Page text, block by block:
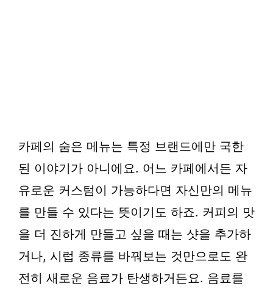
카페의 숨은 메뉴는 특정 브랜드에만 국한
된 이야기가 아니에요. 어느 카페에서든 자
유로운 커스텀이 가능하다면 자신만의 메뉴
를 만들 수 있다는 뜻이기도 하죠. 커피의 맛
을 더 진하게 만들고 싶을 때는 샷을 추가하
거나, 시럽 종류를 바꿔보는 것만으로도 완
전히 새로운 음료가 탄생하거든요. 음료를